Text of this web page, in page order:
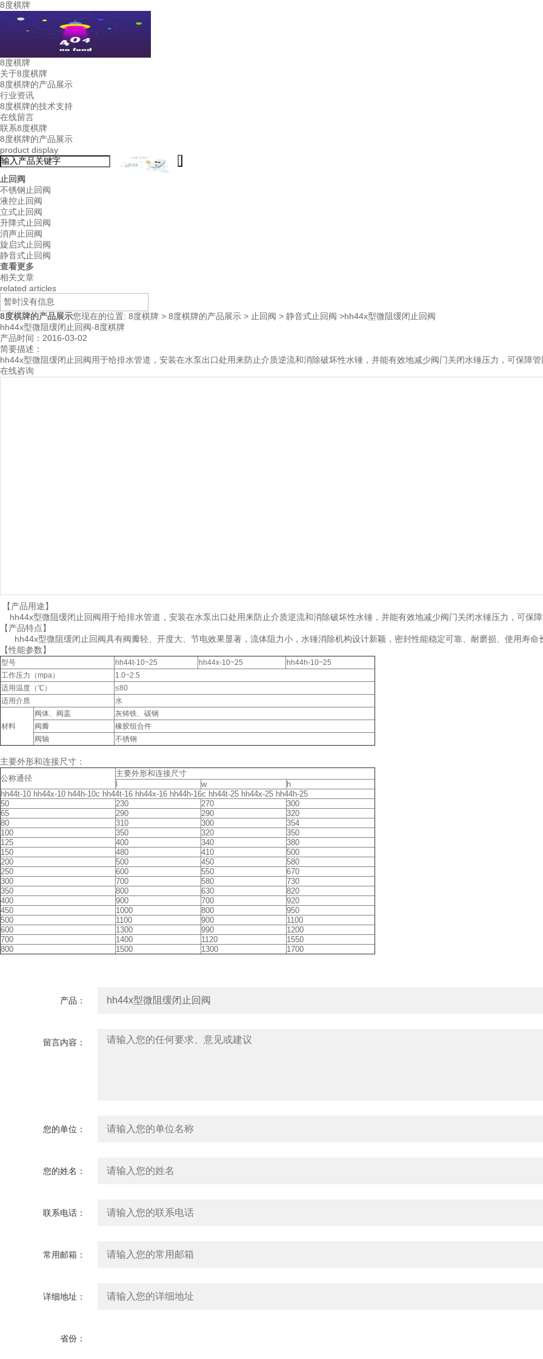
8度棋牌
8度棋牌
关于8度棋牌
8度棋牌的产品展示
行业资讯
8度棋牌的技术支持
在线留言
联系8度棋牌
8度棋牌的产品展示
product display
止回阀
不锈钢止回阀
液控止回阀
立式止回阀
升降式止回阀
消声止回阀
旋启式止回阀
静音式止回阀
查看更多
相关文章
related articles
暂时没有信息
8度棋牌的产品展示您现在的位置: 8度棋牌 > 8度棋牌的产品展示 > 止回阀 > 静音式止回阀 >hh44x型微阻缓闭止回阀
hh44x型微阻缓闭止回阀-8度棋牌
产品时间：2016-03-02
简要描述：
hh44x型微阻缓闭止回阀用于给排水管道，安装在水泵出口处用来防止介质逆流和消除破坏性水锤，并能有效地减少阀门关闭水锤压力，可保障管
在线咨询
【产品用途】
hh44x型微阻缓闭止回阀用于给排水管道，安装在水泵出口处用来防止介质逆流和消除破坏性水锤，并能有效地减少阀门关闭水锤压力，可保障
【产品特点】
hh44x型微阻缓闭止回阀具有阀瓣轻、开度大、节电效果显著，流体阻力小，水锤消除机构设计新颖，密封性能稳定可靠、耐磨损、使用寿命
【性能参数】
型号 hh44t-10~25 hh44x-10~25
hh44h-10~25
工作压力（mpa）
1.0~2.5
适用温度（℃）
≤80
适用介质
水
材料
阀体、阀盖
灰铸铁、碳钢
阀瓣
橡胶组合件
阀轴
不锈钢
主要外形和连接尺寸：
公称通径
主要外形和连接尺寸
w
h
hh44t-10 hh44x-10 h44h-10c hh44t-16 hh44x-16 hh44h-16c hh44t-25 hh44x-25 hh44h-25
50
230 270
300
65
290 290
320
80
310 300
354
100
350 320
350
125
400 340
380
150
480 410
500
200
500 450
580
250
600 550
670
300
700 580
730
350
800 630
820
400
900 700
920
450
1000 800
950
500
1100 900
1100
600
1300 990
1200
700
1400 1120
1550
800
1500 1300 1700
产品：
留言内容：
您的单位：
您的姓名：
联系电话：
常用邮箱：
详细地址：
省份：